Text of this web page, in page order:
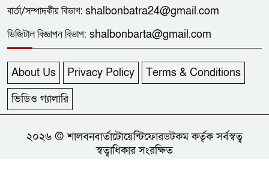
ছাত্রদলের নেতা আল-আমিনের
প্লাটিলেট সহ ৯১তম রক্তদান
১৪
ধনবাড়ীতে কৃষকদের মাঝে বিনামূল্যে
১৫
একাধিক পত্রিকা না পড়লে যাঁর কাছে
দিনটি ছিল অর্থহীন
বার্তা/সম্পাদকীয়বিভাগ: shalbonbatra24@gmail.com
ডিজিটাল বিজ্ঞাপন বিভাগ: shalbonbarta@gmail.com
About Us Privacy Policy
Terms & Conditions
ভিডিও গ্যালারি
২০২৬ © শালবনবার্তাটোয়েন্টিফোরডটকম কর্তৃক সর্বস্বত্ব
স্বত্বাধিকার সংরক্ষিত